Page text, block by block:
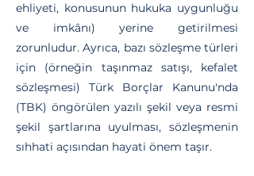
ehliyeti, konusunun hukuka uygunluğu
ve imkânı) yerine getirilmesi
zorunludur. Ayrıca, bazı sözleşme türleri
için (örneğin taşınmaz satışı, kefalet
sözleşmesi) Türk Borçlar Kanunu'nda
(TBK) öngörülen yazılı şekil veya resmi
şekil şartlarına uyulması, sözleşmenin
sıhhati açısından hayati önem taşır.